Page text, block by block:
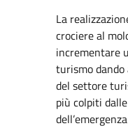
La
crociere al
incrementare
turismo
del settore
più colpiti